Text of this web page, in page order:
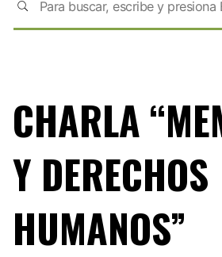
CHARLA
Y DERECHOS
HUMANOS”